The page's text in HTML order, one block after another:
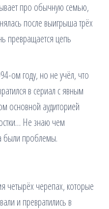
про обычную семью,
после выигрыша трёх
превращается цепь
ом году, но не учёл, что
в сериал с явным
основной аудиторией
Не знаю чем
были проблемы.
четырёх черепах, которые
и превратились в